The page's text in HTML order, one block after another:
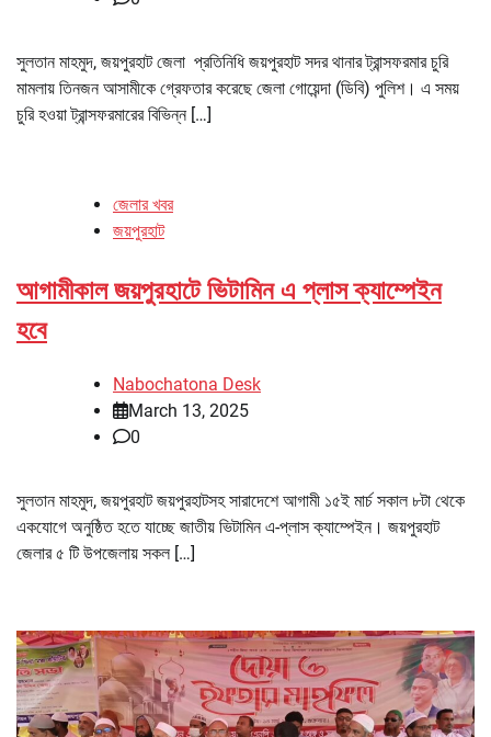
সুলতান মাহমুদ, জয়পুরহাট জেলা প্রতিনিধি জয়পুরহাট সদর থানার ট্রান্সফরমার চুরি
মামলায় তিনজন আসামীকে গ্রেফতার করেছে জেলা গোয়েন্দা (ডিবি) পুলিশ। এ সময়
চুরি হওয়া ট্রান্সফরমারের বিভিন্ন […]
জেলার খবর
জয়পুরহাট
আগামীকাল জয়পুরহাটে ভিটামিন এ প্লাস ক্যাম্পেইন
হবে
Nabochatona Desk
March 13, 2025
0
সুলতান মাহমুদ, জয়পুরহাট জয়পুরহাটসহ সারাদেশে আগামী ১৫ই মার্চ সকাল ৮টা থেকে
একযোগে অনুষ্ঠিত হতে যাচ্ছে জাতীয় ভিটামিন এ-প্লাস ক্যাম্পেইন। জয়পুরহাট
জেলার ৫ টি উপজেলায় সকল […]